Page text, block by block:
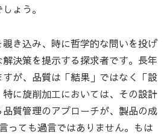
ょう。
き込み、時に哲学的な問いを投げ
決策を提示する探求者です。長年
が、品質は「結果」ではなく「設
に旋削加工においては、その設計
質管理のアプローチが、製品の成
っても過言ではありません。もは